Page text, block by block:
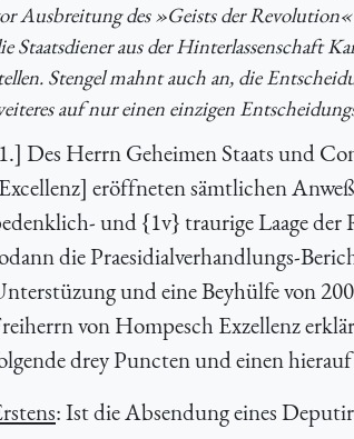
Ausbreitung des »Geists der
Staatsdiener aus der Hinterlassenschaft
Stengel mahnt auch an, die
auf nur einen einzigen
Des Herrn Geheimen Staats und
eröffneten sämtlichen
und {1v} traurige Laage
die Praesidialverhandlungs-
und eine Beyhülfe von
von Hompesch Exzellenz
drey Puncten und einen
: Ist die Absendung eines